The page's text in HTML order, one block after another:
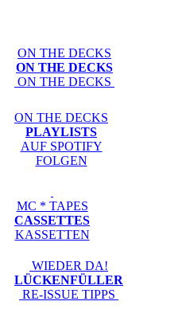
ON THE DECKS
ON THE DECKS
ON THE DECKS
ON THE DECKS
PLAYLISTS
AUF SPOTIFY
FOLGEN
MC * TAPES
CASSETTES
KASSETTEN
WIEDER DA!
LÜCKENFÜLLER
RE-ISSUE TIPPS